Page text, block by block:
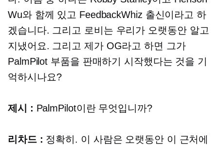
Wu와 함께 있고 FeedbackWhiz 출신이라고 하
겠습니다. 그리고 로비는 우리가 오랫동안 알고
지냈어요. 그리고 제가 OG라고 하면 그가
PalmPilot 부품을 판매하기 시작했다는 것을 기
억하시나요?
제시 : PalmPilot이란 무엇입니까?
리차드 : 정확히. 이 사람은 오랫동안 이 근처에